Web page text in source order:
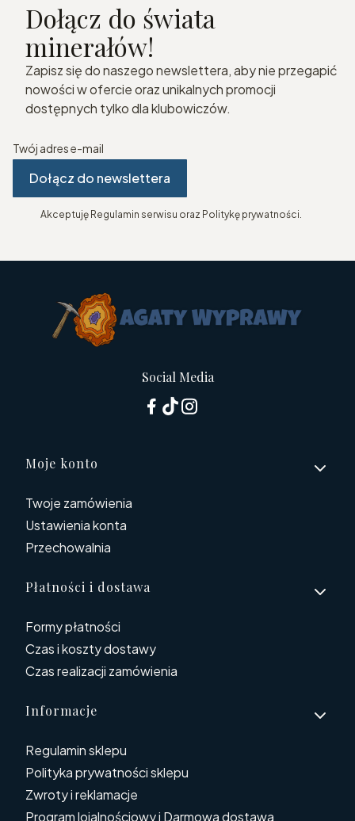
Dołącz do świata
minerałów!
Zapisz się do naszego newslettera, aby nie przegapić
nowości w ofercie oraz unikalnych promocji
dostępnych tylko dla klubowiczów.
Twój adres e-mail
Dołącz do newslettera
Akceptuję Regulamin serwisu oraz Politykę prywatności.
Social Media
Linki w stopce
Moje konto
Twoje zamówienia
Ustawienia konta
Przechowalnia
Płatności i dostawa
Formy płatności
Czas i koszty dostawy
Czas realizacji zamówienia
Informacje
Regulamin sklepu
Polityka prywatności sklepu
Zwroty i reklamacje
Program lojalnościowy i Darmowa dostawa